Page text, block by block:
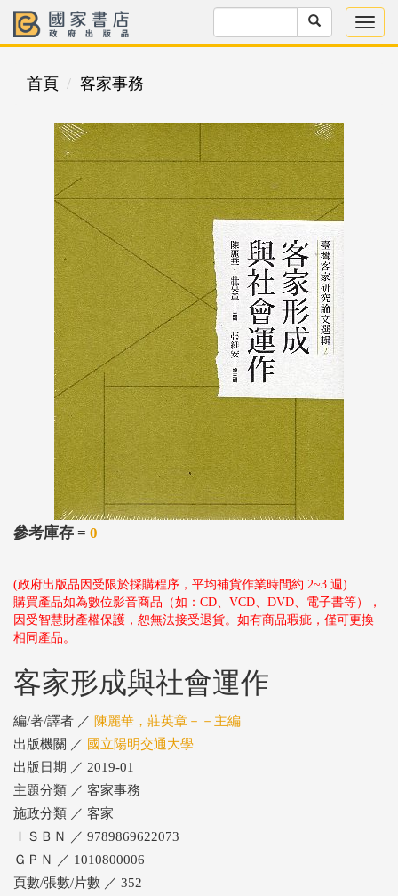
首頁 客家事務
參考庫存 = 0
(政府出版品因受限於採購程序，平均補貨作業時間約 2~3 週)
購買產品如為數位影音商品（如：CD、VCD、DVD、電子書等），
因受智慧財產權保護，恕無法接受退貨。如有商品瑕疵，僅可更換
相同產品。
客家形成與社會運作
編/著/譯者 ／ 陳麗華，莊英章－－主編
出版機關 ／ 國立陽明交通大學
出版日期 ／ 2019-01
主題分類 ／ 客家事務
施政分類 ／ 客家
ＩＳＢＮ ／ 9789869622073
ＧＰＮ ／ 1010800006
頁數/張數/片數 ／ 352